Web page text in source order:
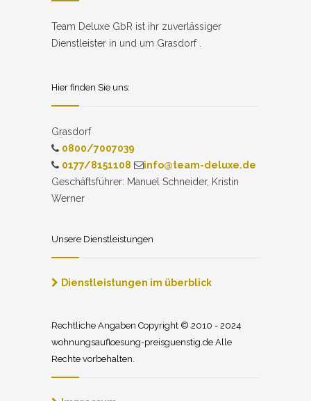
Team Deluxe GbR ist ihr zuverlässiger
Dienstleister in und um Grasdorf .
Hier finden Sie uns:
Grasdorf
0800/7007039
0177/8151108
info@team-deluxe.de
Geschäftsführer: Manuel Schneider, Kristin
Werner
Unsere Dienstleistungen
Dienstleistungen im überblick
Rechtliche Angaben Copyright © 2010 - 2024
wohnungsaufloesung-preisguenstig.de Alle
Rechte vorbehalten.